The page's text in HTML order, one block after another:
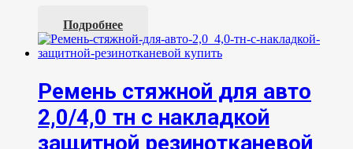
Подробнее
Ремень стяжной для авто
2,0/4,0 тн с накладкой
защитной резинотканевой